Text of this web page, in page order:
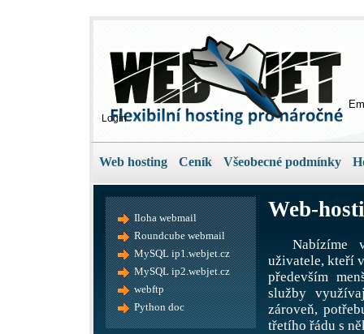
Login
Web hosting Ceník Všeobecné podmínky
Web-
Nabízíme
uživatele, kteří
především
služby
zároveň,
třetího řádu s
Iloha webmail
Roundcube webmail
MySQL ip1.webjet.cz
MySQL ip2.webjet.cz
webftp
Python doc